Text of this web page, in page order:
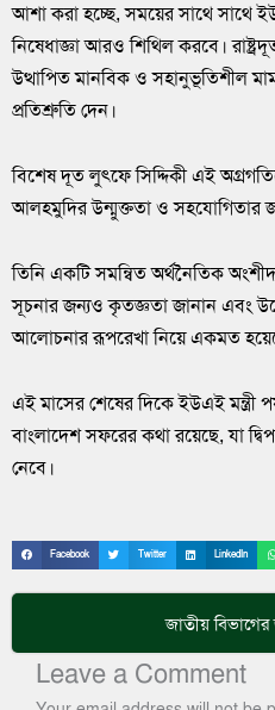
আশা করা হচ্ছে, সময়ের সাথে সাথে
নিষেধাজ্ঞা আরও শিথিল করবে।
উত্থাপিত মানবিক ও সহানুভূতিশীল
প্রতিশ্রুতি দেন।
বিশেষ দূত লুৎফে সিদ্দিকী এই
আলহমুদির উন্মুক্ততা ও সহযোগিতার
তিনি একটি সমন্বিত অর্থনৈতিক
সূচনার জন্যও কৃতজ্ঞতা জানান এবং
আলোচনার রূপরেখা নিয়ে একমত
এই মাসের শেষের দিকে ইউএই মন্ত্রী
বাংলাদেশ সফরের কথা রয়েছে, যা
নেবে।
Facebook Twitter LinkedIn
জাতীয়বিভাগের
Leave a Comment